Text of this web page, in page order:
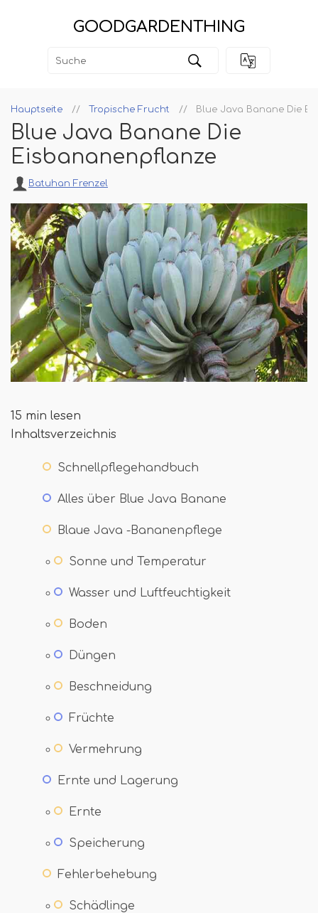
GOODGARDENTHING
Hauptseite Tropische Frucht Blue Java Banane Die
Blue Java Banane Die
Eisbananenpflanze
Batuhan Frenzel
15 min lesen
Inhaltsverzeichnis
Schnellpflegehandbuch
Alles über Blue Java Banane
Blaue Java -Bananenpflege
Sonne und Temperatur
Wasser und Luftfeuchtigkeit
Boden
Düngen
Beschneidung
Früchte
Vermehrung
Ernte und Lagerung
Ernte
Speicherung
Fehlerbehebung
Schädlinge